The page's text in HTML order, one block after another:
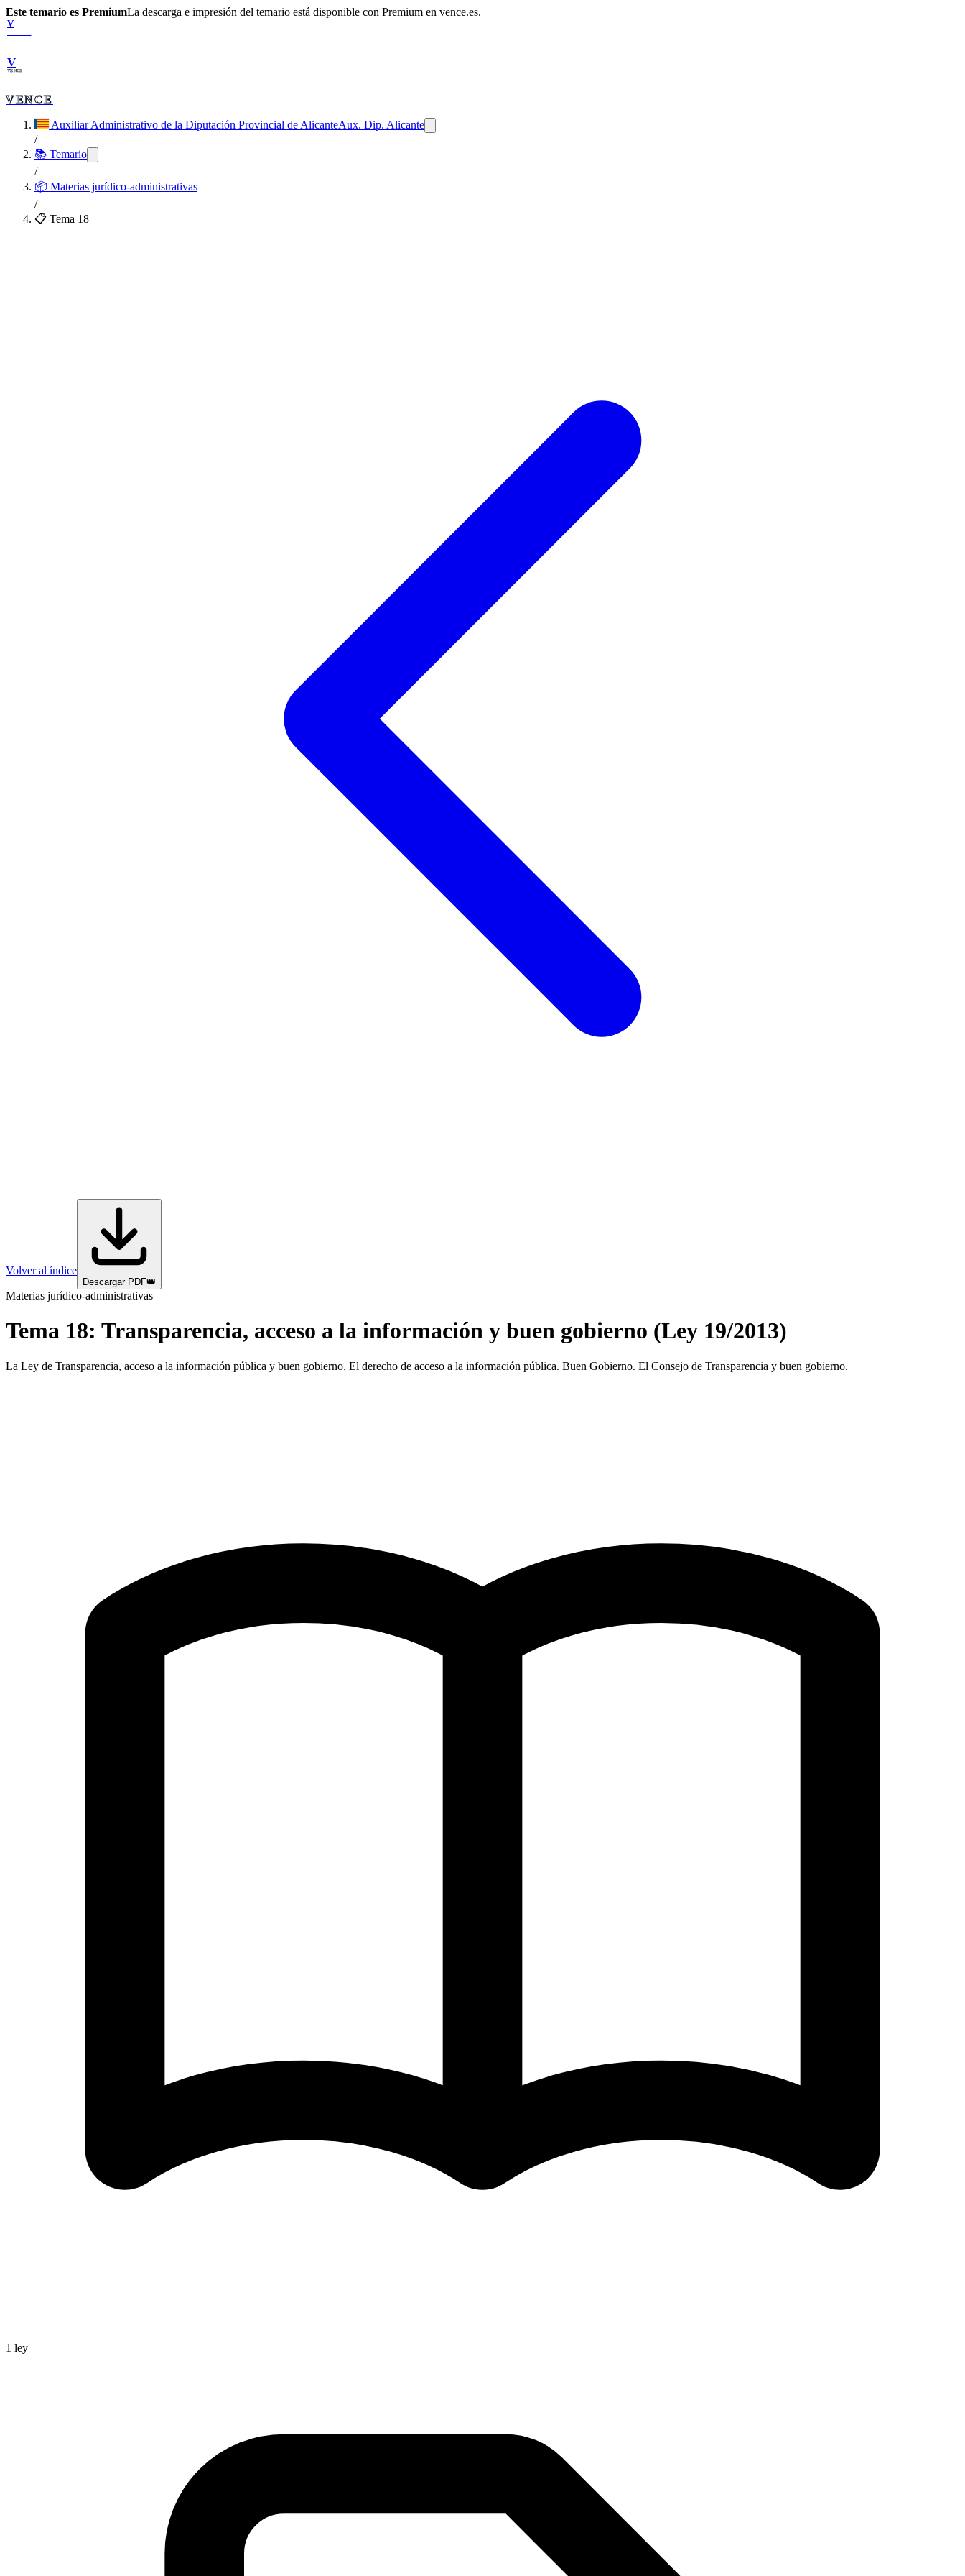
Este temario es PremiumLa descarga e impresión del temario está disponible con Premium en vence.es.
V
V
VENCE
VENCE
Auxiliar Administrativo de la Diputación Provincial de AlicanteAux. Dip. Alicante
/
📚 Temario
/
📦 Materias jurídico-administrativas
/
📋 Tema 18
Volver al índice
Descargar PDF👑
Materias jurídico-administrativas
Tema 18: Transparencia, acceso a la información y buen gobierno (Ley 19/2013)
La Ley de Transparencia, acceso a la información pública y buen gobierno. El derecho de acceso a la información pública. Buen Gobierno. El Consejo de Transparencia y buen gobierno.
1 ley